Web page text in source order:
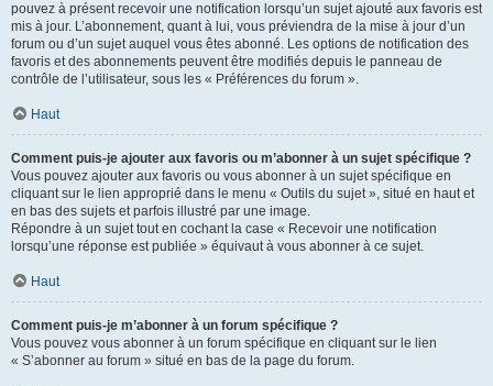
pouvez à présent recevoir une notification lorsqu’un sujet ajouté aux favoris est
mis à jour. L’abonnement, quant à lui, vous préviendra de la mise à jour d’un
forum ou d’un sujet auquel vous êtes abonné. Les options de notification des
favoris et des abonnements peuvent être modifiés depuis le panneau de
contrôle de l’utilisateur, sous les « Préférences du forum ».
Haut
Comment puis-je ajouter aux favoris ou m’abonner à un sujet spécifique ?
Vous pouvez ajouter aux favoris ou vous abonner à un sujet spécifique en
cliquant sur le lien approprié dans le menu « Outils du sujet », situé en haut et
en bas des sujets et parfois illustré par une image.
Répondre à un sujet tout en cochant la case « Recevoir une notification
lorsqu’une réponse est publiée » équivaut à vous abonner à ce sujet.
Haut
Comment puis-je m’abonner à un forum spécifique ?
Vous pouvez vous abonner à un forum spécifique en cliquant sur le lien
« S’abonner au forum » situé en bas de la page du forum.